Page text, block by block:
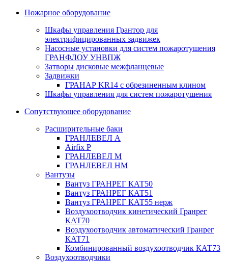
Пожарное оборудование
Шкафы управления Грантор для
электрифицированных задвижек
Насосные установки для систем пожаротушения
ГРАНФЛОУ УНВПЖ
Затворы дисковые межфланцевые
Задвижки
ГРАНАР KR14 с обрезиненным клином
Шкафы управления для систем пожаротушения
Сопутствующее оборудование
Расширительные баки
ГРАНЛЕВЕЛ А
Airfix P
ГРАНЛЕВЕЛ М
ГРАНЛЕВЕЛ НМ
Вантузы
Вантуз ГРАНРЕГ КАТ50
Вантуз ГРАНРЕГ КАТ51
Вантуз ГРАНРЕГ КАТ55 нерж
Воздухоотводчик кинетический Гранрег
КАТ70
Воздухоотводчик автоматический Гранрег
КАТ71
Комбинированный воздухоотводчик КАТ73
Воздухоотводчики